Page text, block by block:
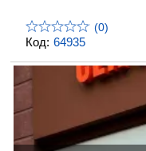
Код: 64935
(0)